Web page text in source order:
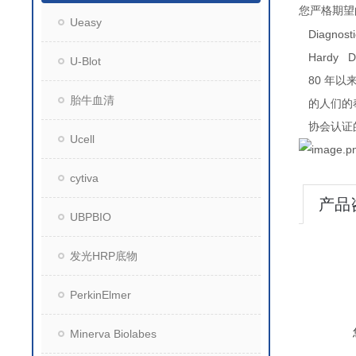
Ueasy
U-Blot
胎牛血清
Ucell
cytiva
UBPBIO
发光HRP底物
PerkinElmer
Minerva Biolabes
您严格期
Hardy
80 年以
的人们
协会认证
产品